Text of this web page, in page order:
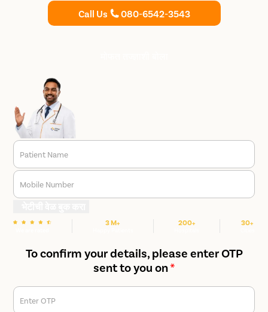
आणि नियमित जीवनात परत येण्‍याची परवानगी देतात. कुसगाव बुद्रुक
मधील ACL शस्त्रक्रियेसाठी सर्वोत्तम ऑर्थोपेडिक सर्जनचा सल्ला घ्या.
Call Us 080-6542-3543
Patient Name
Mobile Number
3 M+ 200+ 30+
To confirm your details, please enter OTP
sent to you on*
Enter OTP